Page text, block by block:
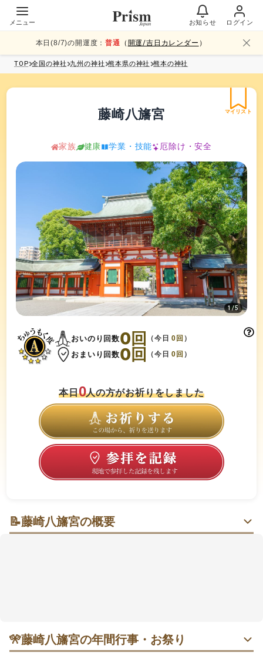
メニュー お知らせ ログイン
本日(8/7)の開運度：普通 （ 開運/吉日カレンダー ）
TOP 全国の神社 九州の神社 熊本県の神社 熊本の神社
マイリスト
藤崎八旛宮
家族 健康 学業・技能 厄除け・安全
1/5
おいのり回数0回 （今日0 回 ）
おまいり回数0回 （今日0 回 ）
本日0人の方がお祈りをしました
📝藤崎八旛宮の概要
所または授与所で受けられ、オリジナル御朱印帳や書
き置きも用意。アクセスは電停・バス停から徒歩圏内
🎌藤崎八旛宮の年間行事・お祭り